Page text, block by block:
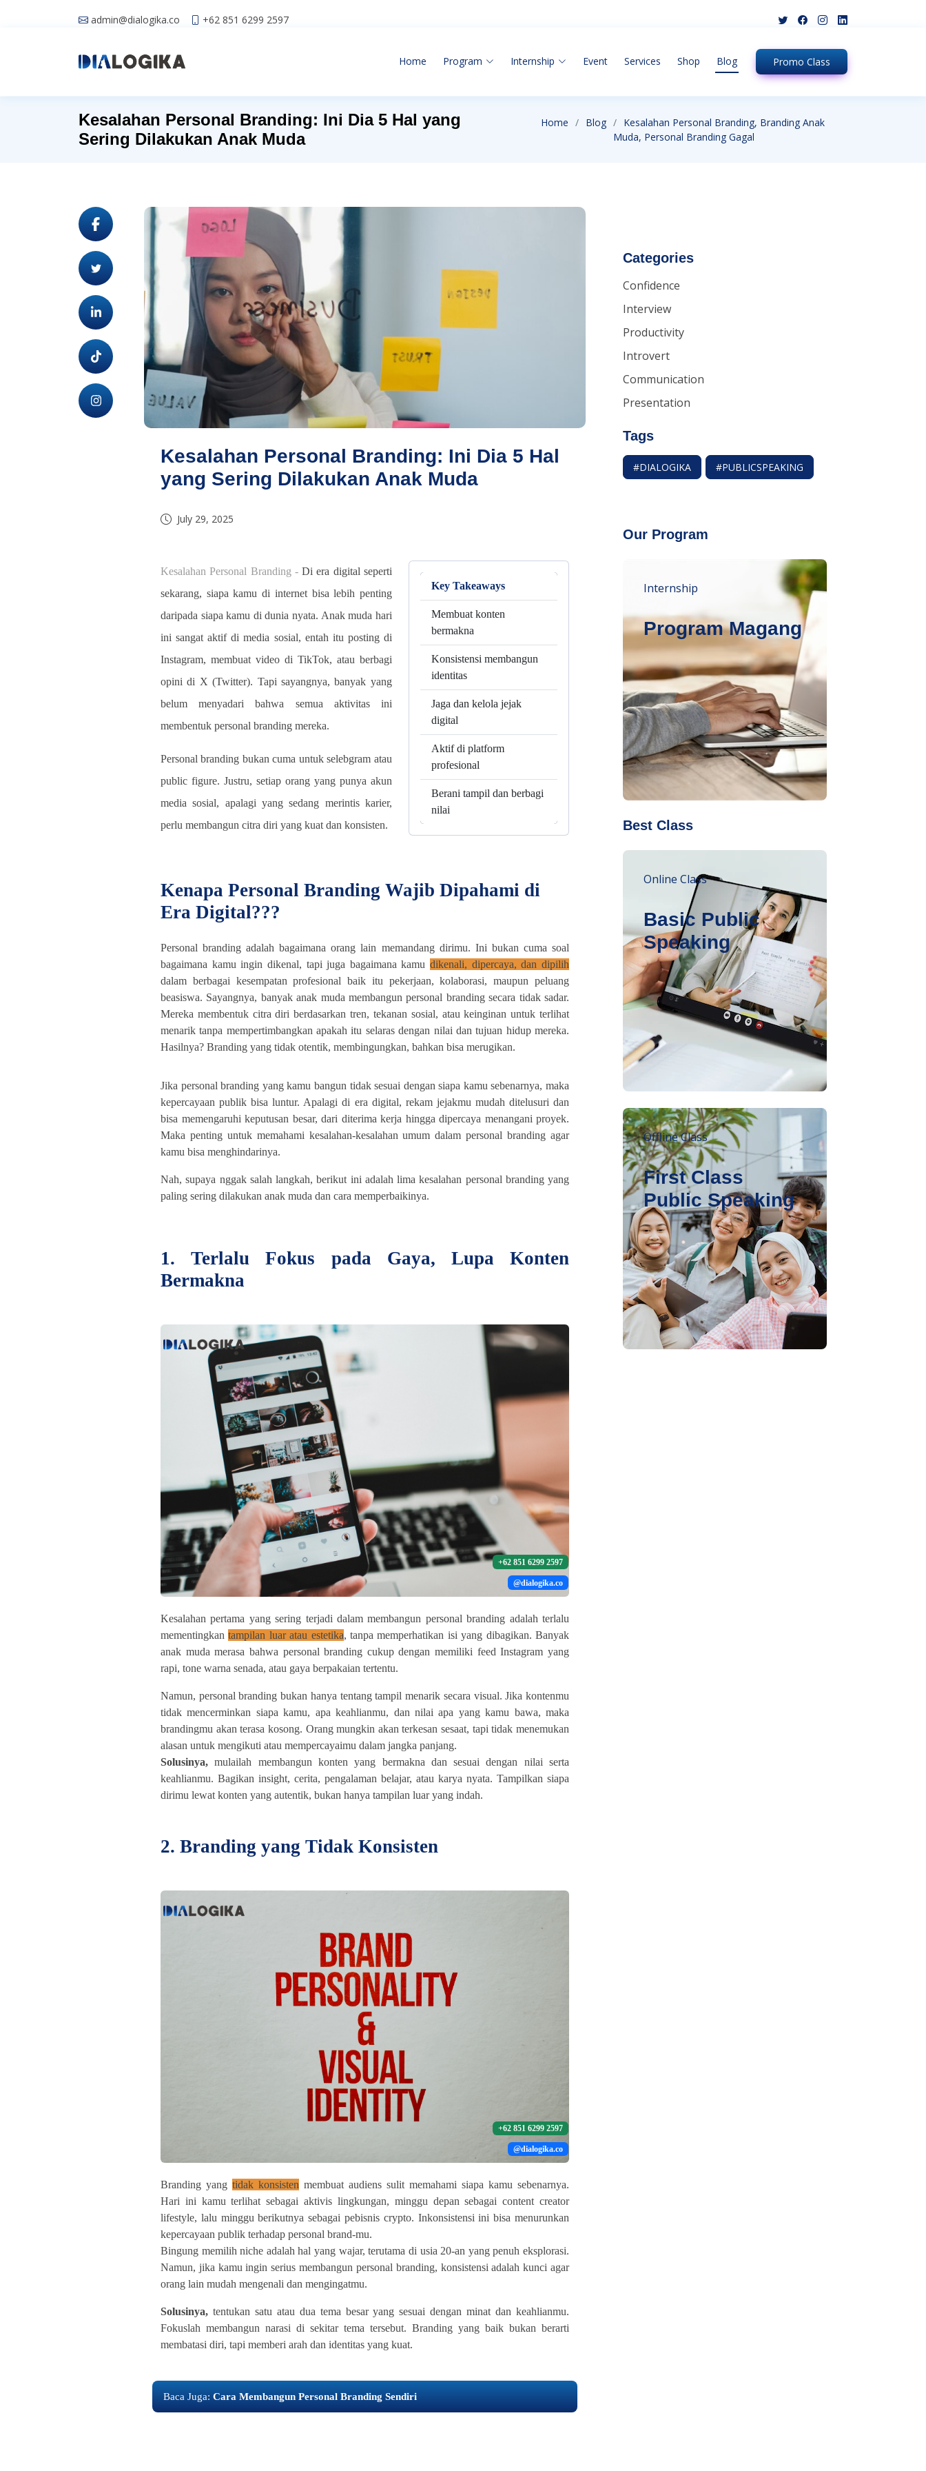
admin@dialogika.co +62 851 6299 2597
Home Program Internship Event Services Shop Blog Promo Class
Kesalahan Personal Branding: Ini Dia 5 Hal yang
Sering Dilakukan Anak Muda
Home Blog
Kesalahan Personal Branding, Branding Anak
Muda, Personal Branding Gagal
Kesalahan Personal Branding: Ini Dia 5 Hal
yang Sering Dilakukan Anak Muda
July 29, 2025
Kesalahan Personal Branding -Di era digital seperti
sekarang, siapa kamu di internet bisa lebih penting
daripada siapa kamu di dunia nyata. Anak muda hari
ini sangat aktif di media sosial, entah itu posting di
Instagram, membuat video di TikTok, atau berbagi
opini di X (Twitter). Tapi sayangnya, banyak yang
belum menyadari bahwa semua aktivitas ini
membentuk personal branding mereka.
Personal branding bukan cuma untuk selebgram atau
public figure. Justru, setiap orang yang punya akun
media sosial, apalagi yang sedang merintis karier,
perlu membangun citra diri yang kuat dan konsisten.
Key Takeaways
Membuat konten
bermakna
Konsistensi membangun
identitas
Jaga dan kelola jejak
digital
Aktif di platform
profesional
Berani tampil dan berbagi
nilai
Kenapa Personal Branding Wajib Dipahami di
Era Digital???
Personal branding adalah bagaimana orang lain memandang dirimu. Ini bukan cuma soal
bagaimana kamu ingin dikenal, tapi juga bagaimana kamudikenali, dipercaya, dan dipilih
dalam berbagai kesempatan profesional baik itu pekerjaan, kolaborasi, maupun peluang
beasiswa. Sayangnya, banyak anak muda membangun personal branding secara tidak sadar.
Mereka membentuk citra diri berdasarkan tren, tekanan sosial, atau keinginan untuk terlihat
menarik tanpa mempertimbangkan apakah itu selaras dengan nilai dan tujuan hidup mereka.
Hasilnya? Branding yang tidak otentik, membingungkan, bahkan bisa merugikan.
Jika personal branding yang kamu bangun tidak sesuai dengan siapa kamu sebenarnya, maka
kepercayaan publik bisa luntur. Apalagi di era digital, rekam jejakmu mudah ditelusuri dan
bisa memengaruhi keputusan besar, dari diterima kerja hingga dipercaya menangani proyek.
Maka penting untuk memahami kesalahan-kesalahan umum dalam personal branding agar
kamu bisa menghindarinya.
Nah, supaya nggak salah langkah, berikut ini adalah lima kesalahan personal branding yang
paling sering dilakukan anak muda dan cara memperbaikinya.
1. Terlalu Fokus pada Gaya, Lupa Konten
Bermakna
+62 851 6299 2597
@dialogika.co
Kesalahan pertama yang sering terjadi dalam membangun personal branding adalah terlalu
mementingkantampilan luar atau estetika, tanpa memperhatikan isi yang dibagikan. Banyak
anak muda merasa bahwa personal branding cukup dengan memiliki feed Instagram yang
rapi, tone warna senada, atau gaya berpakaian tertentu.
Namun, personal branding bukan hanya tentang tampil menarik secara visual. Jika kontenmu
tidak mencerminkan siapa kamu, apa keahlianmu, dan nilai apa yang kamu bawa, maka
brandingmu akan terasa kosong. Orang mungkin akan terkesan sesaat, tapi tidak menemukan
alasan untuk mengikuti atau mempercayaimu dalam jangka panjang.
Solusinya,mulailah membangun konten yang bermakna dan sesuai dengan nilai serta
keahlianmu. Bagikan insight, cerita, pengalaman belajar, atau karya nyata. Tampilkan siapa
dirimu lewat konten yang autentik, bukan hanya tampilan luar yang indah.
2. Branding yang Tidak Konsisten
+62 851 6299 2597
@dialogika.co
Branding yang tidak konsisten membuat audiens sulit memahami siapa kamu sebenarnya.
Hari ini kamu terlihat sebagai aktivis lingkungan, minggu depan sebagai content creator
lifestyle, lalu minggu berikutnya sebagai pebisnis crypto. Inkonsistensi ini bisa menurunkan
kepercayaan publik terhadap personal brand-mu.
Bingung memilih niche adalah hal yang wajar, terutama di usia 20-an yang penuh eksplorasi.
Namun, jika kamu ingin serius membangun personal branding, konsistensi adalah kunci agar
orang lain mudah mengenali dan mengingatmu.
Solusinya, tentukan satu atau dua tema besar yang sesuai dengan minat dan keahlianmu.
Fokuslah membangun narasi di sekitar tema tersebut. Branding yang baik bukan berarti
membatasi diri, tapi memberi arah dan identitas yang kuat.
Baca Juga: Cara Membangun Personal Branding Sendiri
Categories
Confidence
Interview
Productivity
Introvert
Communication
Presentation
Tags
#DIALOGIKA #PUBLICSPEAKING
Our Program
Internship
Program Magang
Best Class
Online Class
Basic Public
Speaking
Offline Class
First Class
Public Speaking